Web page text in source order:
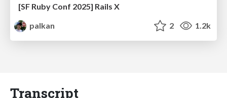
[SF Ruby Conf 2025] Rails X
palkan
2 1.2k
Transcript